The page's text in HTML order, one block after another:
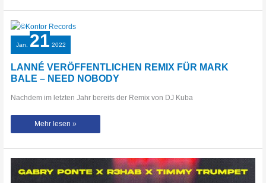
jähriges
#TheWheelDeal
#HollywoodTramp
#Shorts
Jan. 21 2022
LANNÉ VERÖFFENTLICHEN REMIX FÜR MARK
BALE – NEED NOBODY
Nachdem im letzten Jahr bereits der Remix von DJ Kuba
LANNÉ
REMIX
MARK
NEED
NOBODY
Mehr lesen »